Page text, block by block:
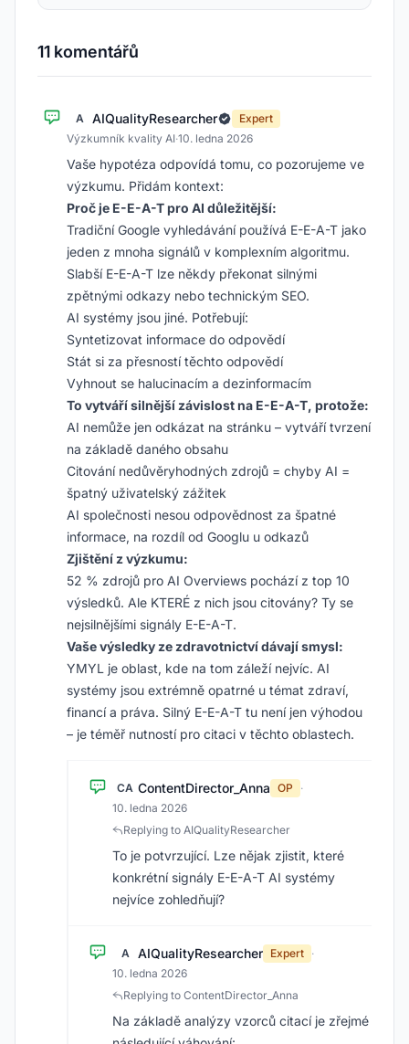
11 komentářů
A AIQualityResearcher
Expert
Výzkumník kvality AI·10. ledna 2026
Vaše hypotéza odpovídá tomu, co pozorujeme ve
výzkumu. Přidám kontext:
Proč je E-E-A-T pro AI důležitější:
Tradiční Google vyhledávání používá E-E-A-T jako
jeden z mnoha signálů v komplexním algoritmu.
Slabší E-E-A-T lze někdy překonat silnými
zpětnými odkazy nebo technickým SEO.
AI systémy jsou jiné. Potřebují:
Syntetizovat informace do odpovědí
Stát si za přesností těchto odpovědí
Vyhnout se halucinacím a dezinformacím
To vytváří silnější závislost na E-E-A-T, protože:
AI nemůže jen odkázat na stránku – vytváří tvrzení
na základě daného obsahu
Citování nedůvěryhodných zdrojů = chyby AI =
špatný uživatelský zážitek
AI společnosti nesou odpovědnost za špatné
informace, na rozdíl od Googlu u odkazů
Zjištění z výzkumu:
52 % zdrojů pro AI Overviews pochází z top 10
výsledků. Ale KTERÉ z nich jsou citovány? Ty se
nejsilnějšími signály E-E-A-T.
Vaše výsledky ze zdravotnictví dávají smysl:
YMYL je oblast, kde na tom záleží nejvíc. AI
systémy jsou extrémně opatrné u témat zdraví,
financí a práva. Silný E-E-A-T tu není jen výhodou
– je téměř nutností pro citaci v těchto oblastech.
CA ContentDirector_Anna OP
·
10. ledna 2026
Replying to AIQualityResearcher
To je potvrzující. Lze nějak zjistit, které
konkrétní signály E-E-A-T AI systémy
nejvíce zohledňují?
A AIQualityResearcher Expert ·
10. ledna 2026
Replying to ContentDirector_Anna
Na základě analýzy vzorců citací je zřejmé